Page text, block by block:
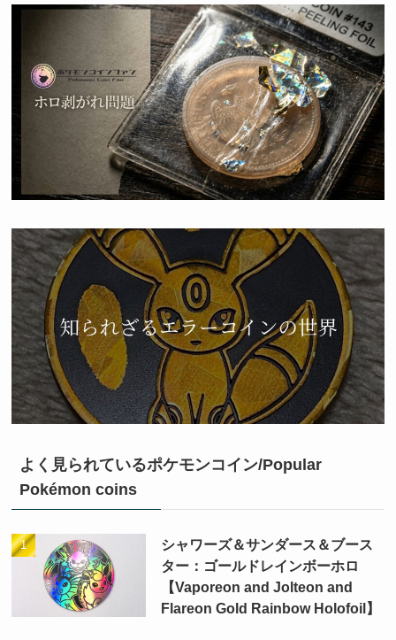
よく見られているポケモンコイン/Popular
Pokémon coins
シャワーズ＆サンダース＆ブース
ター：ゴールドレインボーホロ
【Vaporeon and Jolteon and
Flareon Gold Rainbow Holofoil】